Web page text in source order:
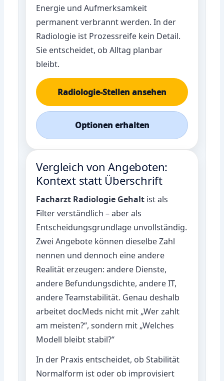
Energie und Aufmerksamkeit
permanent verbrannt werden. In der
Radiologie ist Prozessreife kein Detail.
Sie entscheidet, ob Alltag planbar
bleibt.
Radiologie-Stellen ansehen
Optionen erhalten
Vergleich von Angeboten:
Kontext statt Überschrift
Facharzt Radiologie Gehalt ist als
Filter verständlich – aber als
Entscheidungsgrundlage unvollständig.
Zwei Angebote können dieselbe Zahl
nennen und dennoch eine andere
Realität erzeugen: andere Dienste,
andere Befundungsdichte, andere IT,
andere Teamstabilität. Genau deshalb
arbeitet docMeds nicht mit „Wer zahlt
am meisten?“, sondern mit „Welches
Modell bleibt stabil?“
In der Praxis entscheidet, ob Stabilität
Normalform ist oder ob improvisiert